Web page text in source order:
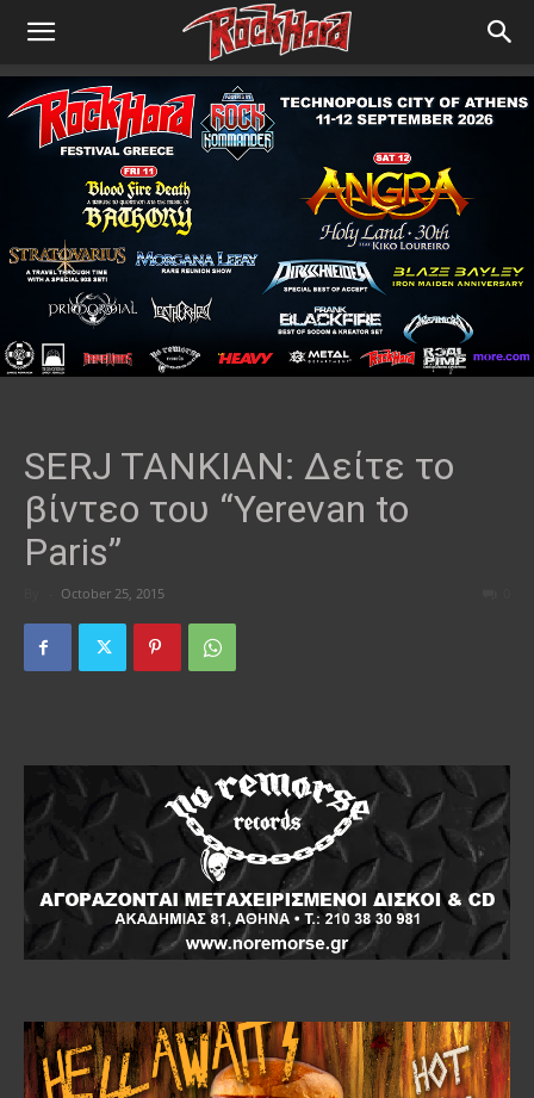
SERJ TANKIAN: Δείτε το
βίντεο του “Yerevan to
Paris”
October 25, 2015